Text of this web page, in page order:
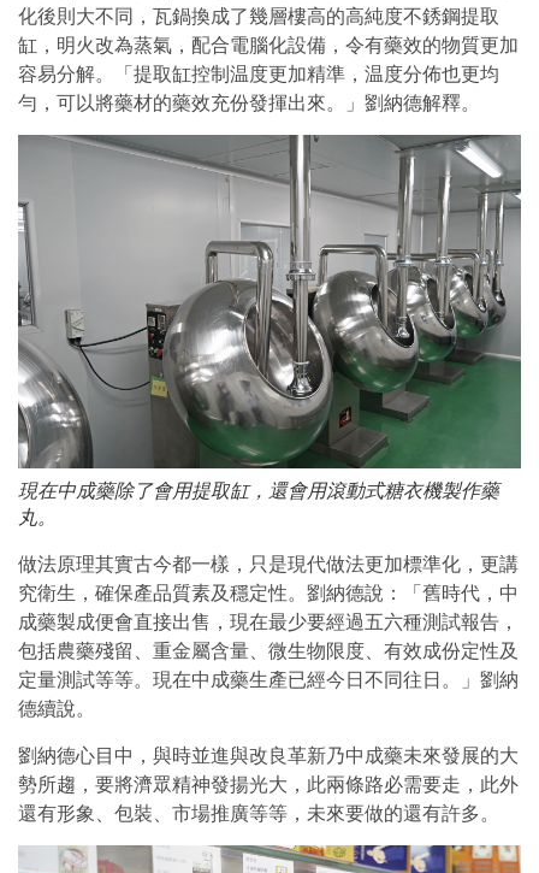
化後則大不同，瓦鍋換成了幾層樓高的高純度不銹鋼提取
缸，明火改為蒸氣，配合電腦化設備，令有藥效的物質更加
容易分解。「提取缸控制温度更加精準，温度分佈也更均
勻，可以將藥材的藥效充份發揮出來。」劉納德解釋。
現在中成藥除了會用提取缸，還會用滾動式糖衣機製作藥
丸。
做法原理其實古今都一樣，只是現代做法更加標準化，更講
究衛生，確保產品質素及穩定性。劉納德說：「舊時代，中
成藥製成便會直接出售，現在最少要經過五六種測試報告，
包括農藥殘留、重金屬含量、微生物限度、有效成份定性及
定量測試等等。現在中成藥生產已經今日不同往日。」劉納
德續說。
劉納德心目中，與時並進與改良革新乃中成藥未來發展的大
勢所趨，要將濟眾精神發揚光大，此兩條路必需要走，此外
還有形象、包裝、市場推廣等等，未來要做的還有許多。